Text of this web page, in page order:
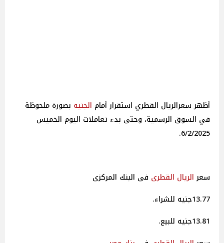
أظهر سعرالريال القطري استقرار أمام الجنيه بصورة ملحوظة
في السوق الرسمية، وحتى بدء تعاملات اليوم الخميس
6/2/2025.
سعرالريال القطرى فى البنك المركزى
13.77جنيه للشراء.
13.81جنيه للبيع.